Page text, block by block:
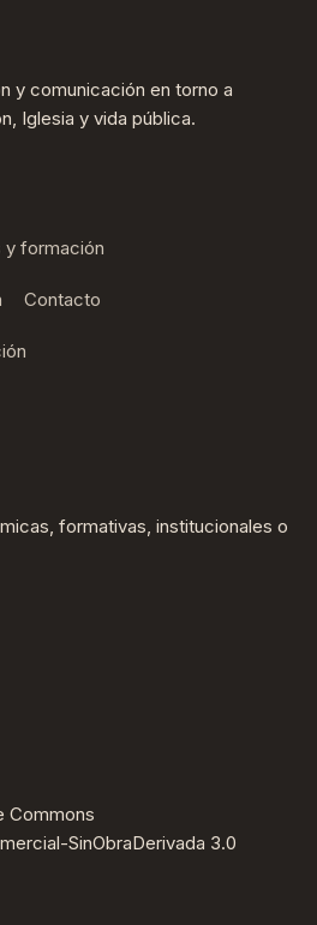
y comunicación en torno a
Iglesia y vida pública.
y formación
Contacto
formativas, institucionales o
Commons
SinObraDerivada 3.0